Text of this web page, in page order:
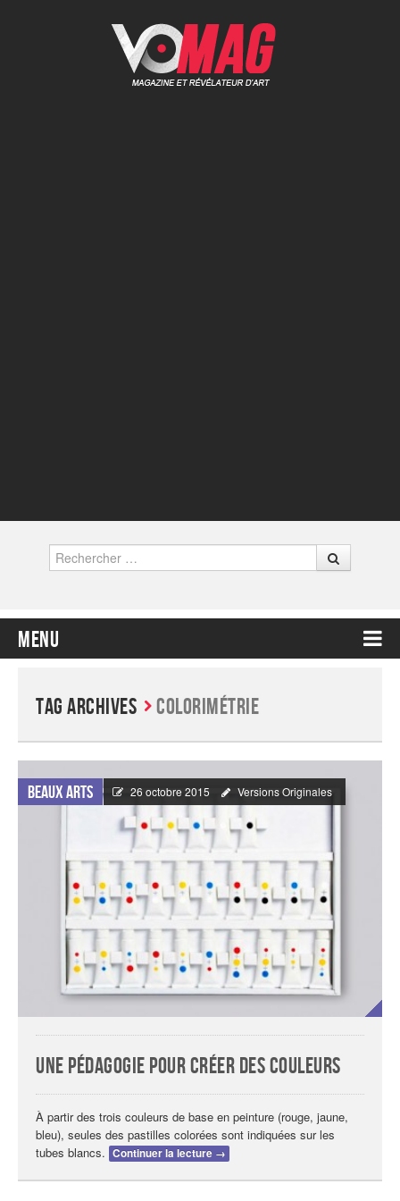
Rechercher
Menu
Tag Archives colorimétrie
Beaux Arts 26 octobre 2015 Versions Originales
Une pédagogie pour créer des couleurs
À partir des trois couleurs de base en peinture (rouge, jaune,
bleu), seules des pastilles colorées sont indiquées sur les
tubes blancs. Continuer la lecture →